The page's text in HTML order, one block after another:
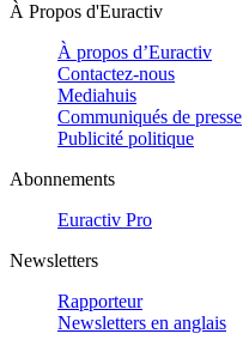
À Propos d'Euractiv
À propos d’Euractiv
Contactez-nous
Mediahuis
Communiqués de presse
Publicité politique
Abonnements
Euractiv Pro
Newsletters
Rapporteur
Newsletters en anglais